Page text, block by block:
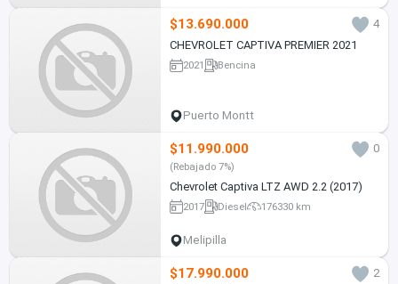
$13.690.000
4
CHEVROLET CAPTIVA PREMIER 2021
2021 Bencina
Puerto Montt
$11.990.000 0
(Rebajado 7%)
Chevrolet Captiva LTZ AWD 2.2 (2017)
2017 Diesel 176330 km
Melipilla
$17.990.000 2